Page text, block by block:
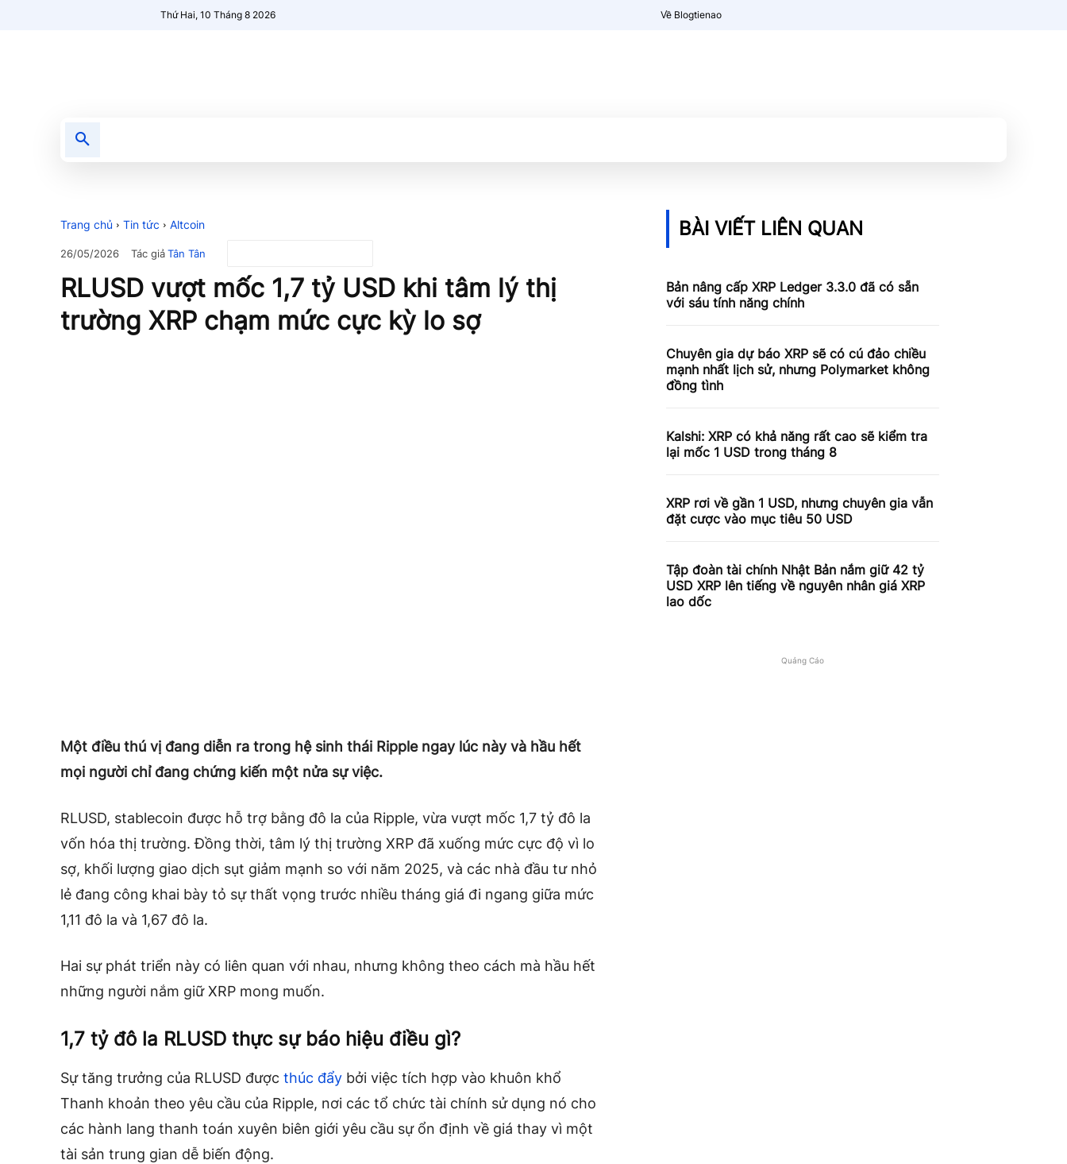
Thứ Hai, 10 Tháng 8 2026 Về Blogtienao
Trang chủ Tin tức Altcoin
26/05/2026 Tác giảTân Tân
RLUSD vượt mốc 1,7 tỷ USD khi tâm lý thị
trường XRP chạm mức cực kỳ lo sợ
Một điều thú vị đang diễn ra trong hệ sinh thái Ripple ngay lúc này và hầu hết
mọi người chỉ đang chứng kiến ​​một nửa sự việc.
RLUSD, stablecoin được hỗ trợ bằng đô la của Ripple, vừa vượt mốc 1,7 tỷ đô la
vốn hóa thị trường. Đồng thời, tâm lý thị trường XRP đã xuống mức cực độ vì lo
sợ, khối lượng giao dịch sụt giảm mạnh so với năm 2025, và các nhà đầu tư nhỏ
lẻ đang công khai bày tỏ sự thất vọng trước nhiều tháng giá đi ngang giữa mức
1,11 đô la và 1,67 đô la.
Hai sự phát triển này có liên quan với nhau, nhưng không theo cách mà hầu hết
những người nắm giữ XRP mong muốn.
1,7 tỷ đô la RLUSD thực sự báo hiệu điều gì?
Sự tăng trưởng của RLUSD được thúc đẩy bởi việc tích hợp vào khuôn khổ
Thanh khoản theo yêu cầu của Ripple, nơi các tổ chức tài chính sử dụng nó cho
các hành lang thanh toán xuyên biên giới yêu cầu sự ổn định về giá thay vì một
tài sản trung gian dễ biến động.
BÀI VIẾT LIÊN QUAN
Bản nâng cấp XRP Ledger 3.3.0 đã có sẵn
với sáu tính năng chính
Chuyên gia dự báo XRP sẽ có cú đảo chiều
mạnh nhất lịch sử, nhưng Polymarket không
đồng tình
Kalshi: XRP có khả năng rất cao sẽ kiểm tra
lại mốc 1 USD trong tháng 8
XRP rơi về gần 1 USD, nhưng chuyên gia vẫn
đặt cược vào mục tiêu 50 USD
Tập đoàn tài chính Nhật Bản nắm giữ 42 tỷ
USD XRP lên tiếng về nguyên nhân giá XRP
lao dốc
Quảng Cáo